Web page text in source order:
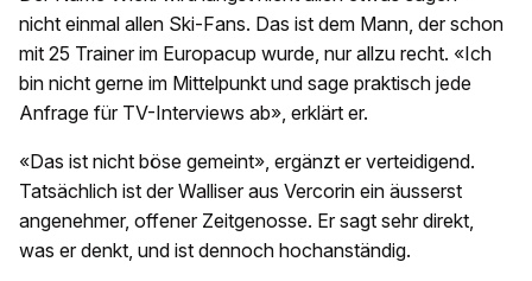
nicht einmal allen Ski-Fans. Das ist dem Mann, der schon
mit 25 Trainer im Europacup wurde, nur allzu recht. «Ich
bin nicht gerne im Mittelpunkt und sage praktisch jede
Anfrage für TV-Interviews ab», erklärt er.
«Das ist nicht böse gemeint», ergänzt er verteidigend.
Tatsächlich ist der Walliser aus Vercorin ein äusserst
angenehmer, offener Zeitgenosse. Er sagt sehr direkt,
was er denkt, und ist dennoch hochanständig.